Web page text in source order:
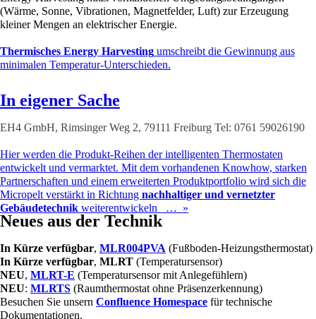
(Wärme, Sonne, Vibrationen, Magnetfelder, Luft) zur Erzeugung
kleiner Mengen an elektrischer Energie.
Thermisches Energy Harvesting umschreibt die Gewinnung aus
minimalen Temperatur-Unterschieden.
In eigener Sache
EH4 GmbH, Rimsinger Weg 2, 79111 Freiburg Tel: 0761 59026190
Hier werden die Produkt-Reihen der intelligenten Thermostaten
entwickelt und vermarktet. Mit dem vorhandenen Knowhow, starken
Partnerschaften und einem erweiterten Produktportfolio wird sich die
Micropelt verstärkt in Richtung nachhaltiger und vernetzter
Gebäudetechnik weiterentwickeln … »
Neues aus der Technik
In Kürze verfügbar, MLR004PVA (Fußboden-Heizungsthermostat)
In Kürze verfügbar, MLRT (Temperatursensor)
NEU, MLRT-E (Temperatursensor mit Anlegefühlern)
NEU: MLRTS (Raumthermostat ohne Präsenzerkennung)
Besuchen Sie unsern Confluence Homespace für technische
Dokumentationen.